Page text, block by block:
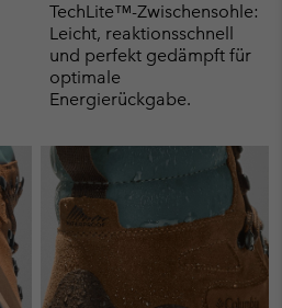
TechLite™-Zwischensohle:
Leicht, reaktionsschnell
und perfekt gedämpft für
optimale
Energierückgabe.